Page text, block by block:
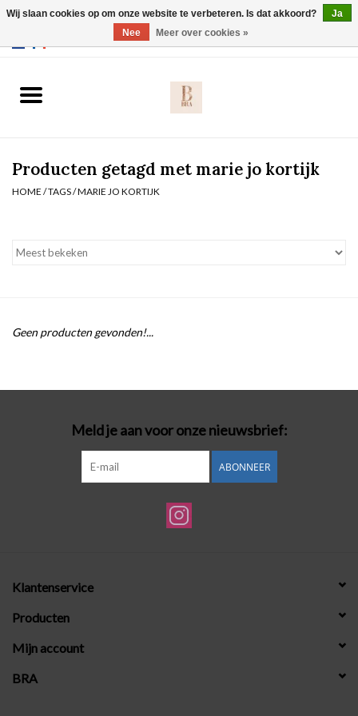
Slip
Nachtmode
Badmode
Lingerie-accessoires
Cadeaubonnen
Producten getagd met marie jo kortijk
HOME /TAGS/MARIE JO KORTIJK
Geen producten gevonden!...
Meld je aan voor onze nieuwsbrief:
ABONNEER
Klantenservice
Producten
Mijn account
BRA
Wij slaan cookies op om onze website te verbeteren. Is dat akkoord?
Ja
Nee
Meer over cookies »
Webshop werkt met EU maten. .